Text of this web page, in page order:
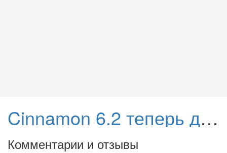
Cinnamon 6.2 теперь доступен в LMDE 6 «Faye»
Комментарии и отзывы